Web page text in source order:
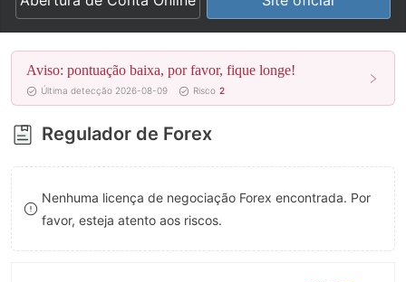
4
5
6
7
8
9
2
3
4
5
6
7
8
6
7
8
9
Aviso: pontuação baixa, por favor, fique longe!
Última detecção 2026-08-09 Risco 2
Regulador de Forex
Nenhuma licença de negociação Forex encontrada. Por
favor, esteja atento aos riscos.